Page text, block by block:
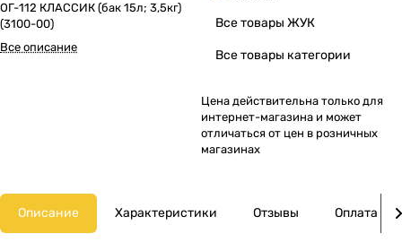
ОГ-112 КЛАССИК (бак 15л; 3,5кг)
(3100-00)
Все описание
Все товары ЖУК
Все товары категории
Цена действительна только для
интернет-магазина и может
отличаться от цен в розничных
магазинах
Описание Характеристики Отзывы Оплата